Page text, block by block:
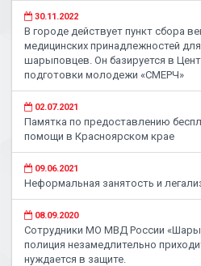
30.11.2022
В городе действует пункт сбора
медицинских принадлежностей
шарыповцев. Он базируется в
подготовки молодежи «СМЕРЧ»
02.07.2021
Памятка по предоставлению
помощи в Красноярском крае
09.06.2021
Неформальная занятость и
08.09.2020
Сотрудники МО МВД России
полиция незамедлительно
нуждается в защите.